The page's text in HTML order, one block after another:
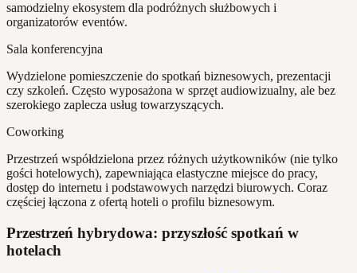
samodzielny ekosystem dla podróżnych służbowych i
organizatorów eventów.
Sala konferencyjna
Wydzielone pomieszczenie do spotkań biznesowych, prezentacji
czy szkoleń. Często wyposażona w sprzęt audiowizualny, ale bez
szerokiego zaplecza usług towarzyszących.
Coworking
Przestrzeń współdzielona przez różnych użytkowników (nie tylko
gości hotelowych), zapewniająca elastyczne miejsce do pracy,
dostęp do internetu i podstawowych narzędzi biurowych. Coraz
częściej łączona z ofertą hoteli o profilu biznesowym.
Przestrzeń hybrydowa: przyszłość spotkań w
hotelach